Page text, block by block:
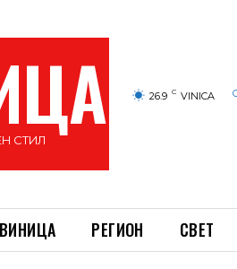
СТИЛ
26.9 C VINICA
ВИНИЦА РЕГИОН СВЕТ